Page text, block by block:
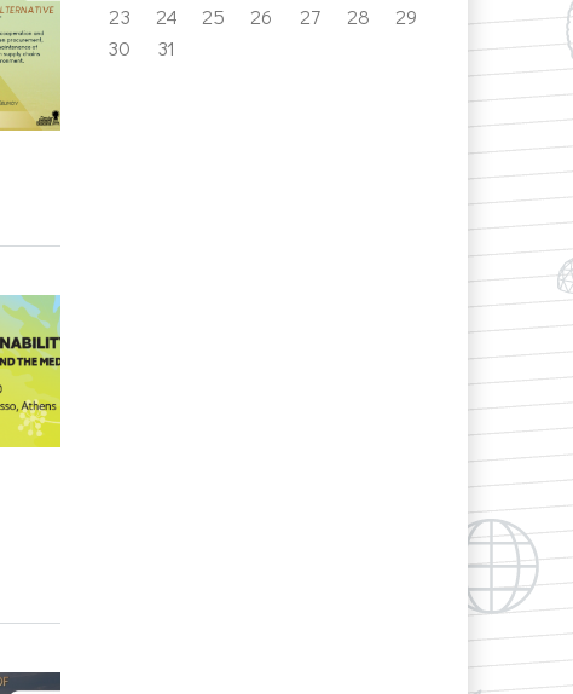
23
24 25 26 27 28
29
30
31